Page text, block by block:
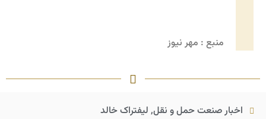
منبع : مهر نیوز
اخبار صنعت حمل و نقل, لیفتراک خالد